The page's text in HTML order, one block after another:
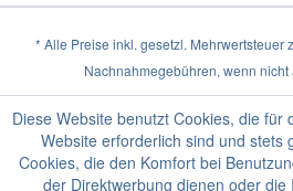
* Alle Preise inkl. gesetzl. Mehrwertsteuer
Nachnahmegebühren, wenn
Diese Website benutzt Cookies, die für
Website erforderlich sind und stets
Cookies, die den Komfort bei
der Direktwerbung dienen oder